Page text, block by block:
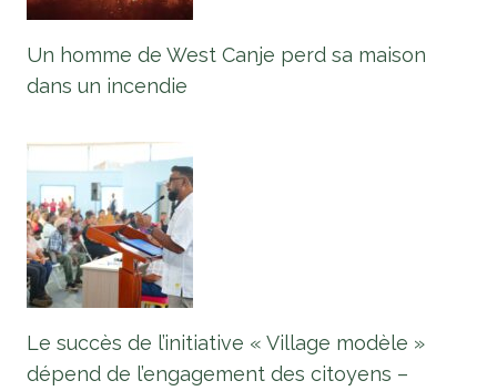
Un homme de West Canje perd sa maison
dans un incendie
Le succès de l’initiative « Village modèle »
dépend de l’engagement des citoyens –